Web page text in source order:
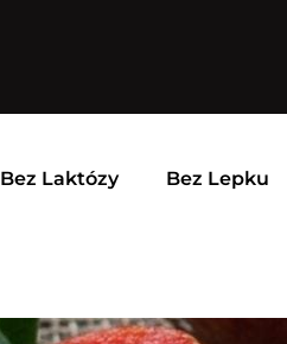
Bez Laktózy Bez Lepku